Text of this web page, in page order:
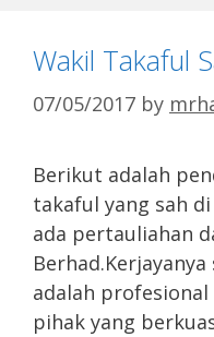
Wakil Takaful
07/05/2017 by
Berikut adalah
takaful yang sah
ada pertauliahan
adalah
pihak yang